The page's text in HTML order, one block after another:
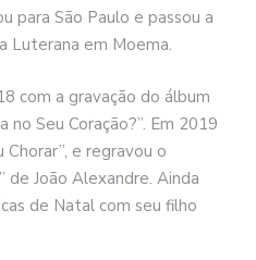
para São Paulo e passou a
Luterana em Moema.
com a gravação do álbum
no Seu Coração?”. Em 2019
Chorar”, e regravou o
de João Alexandre. Ainda
de Natal com seu filho